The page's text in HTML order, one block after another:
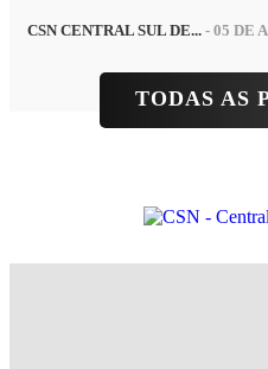
CSN CENTRAL SUL DE... - 05 DE
TODAS AS